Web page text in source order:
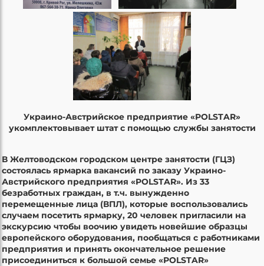
Украино-Австрийское предприятие «POLSTAR»
укомплектовывает штат с помощью службы занятости
В Желтоводском городском центре занятости (ГЦЗ)
состоялась ярмарка вакансий по заказу Украино-
Австрийского предприятия «POLSTAR». Из 33
безработных граждан, в т.ч. вынужденно
перемещенные лица (ВПЛ), которые воспользовались
случаем посетить ярмарку, 20 человек пригласили на
экскурсию чтобы воочию увидеть новейшие образцы
европейского оборудования, пообщаться с работниками
предприятия и принять окончательное решение
присоединиться к большой семье «POLSTAR»